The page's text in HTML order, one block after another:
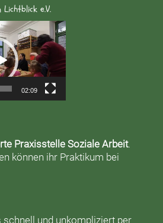
Lichtblick e.V.
02:09
Praxisstelle Soziale Arbeit.
können ihr Praktikum bei
schnell und unkompliziert per